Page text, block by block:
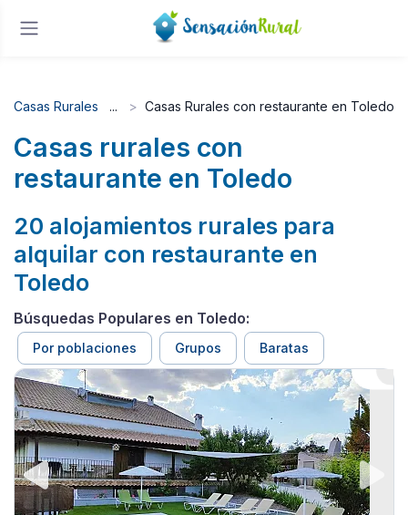
Casas Rurales Casas Rurales con restaurante en Toledo
Casas rurales con
restaurante en Toledo
20 alojamientos rurales para
alquilar con restaurante en
Toledo
Búsquedas Populares en Toledo:
Por poblaciones Grupos Baratas